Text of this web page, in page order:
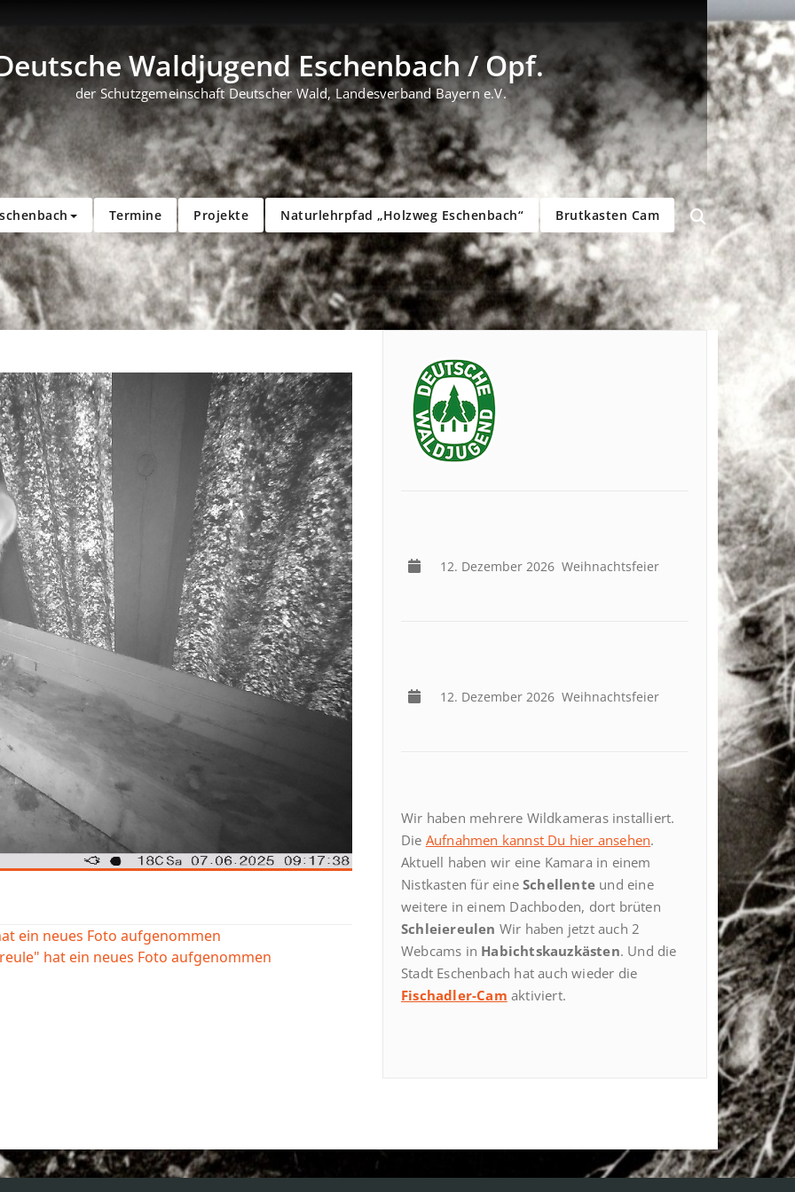
Waldjugend Eschenbach / Opf.
der Schutzgemeinschaft Deutscher Wald, Landesverband Bayern e.V.
Termine Projekte Naturlehrpfad „Holzweg Eschenbach“ Brutkasten Cam
ein neues Foto aufgenommen
hat ein neues Foto aufgenommen
12. Dezember 2026 Weihnachtsfeier
12. Dezember 2026 Weihnachtsfeier
Wir haben mehrere Wildkameras installiert.
Die Aufnahmen kannst Du hier ansehen.
Aktuell haben wir eine Kamara in einem
Nistkasten für eine Schellente und eine
weitere in einem Dachboden, dort brüten
Schleiereulen Wir haben jetzt auch 2
Webcams in Habichtskauzkästen. Und die
Stadt Eschenbach hat auch wieder die
Fischadler-Cam aktiviert.